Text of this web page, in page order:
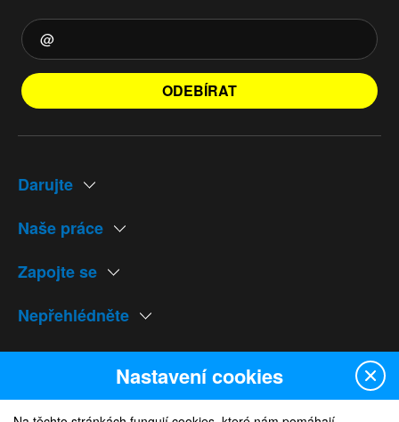
ODEBÍRAT
Darujte
Naše práce
Zapojte se
Nepřehlédněte
Naše weby
Nastavení cookies